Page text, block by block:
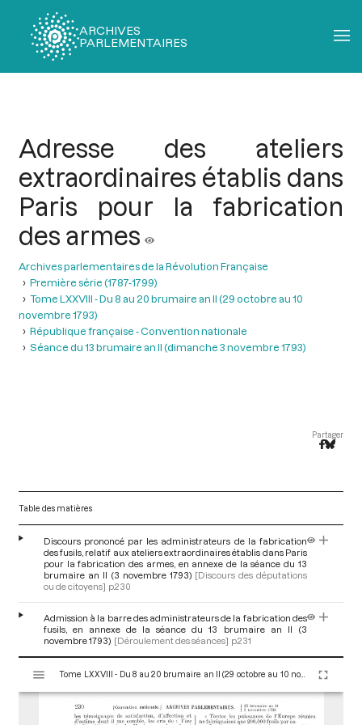
ARCHIVES
PARLEMENTAIRES
Adresse des ateliers
extraordinaires établis dans
Paris pour la fabrication
des armes
Archives parlementaires de la Révolution Française
Première série (1787-1799)
Tome LXXVIII - Du 8 au 20 brumaire an II (29 octobre au 10
novembre 1793)
République française - Convention nationale
Séance du 13 brumaire an II (dimanche 3 novembre 1793)
Partager
Table des matières
Discours prononcé par les administrateurs de la fabrication
des fusils, relatif aux ateliers extraordinaires établis dans Paris
pour la fabrication des armes, en annexe de la séance du 13
brumaire an II (3 novembre 1793) [Discours des députations
ou de citoyens] p.230
Admission à la barre des administrateurs de la fabrication des
fusils, en annexe de la séance du 13 brumaire an II (3
novembre 1793) [Déroulement des séances] p.231
s